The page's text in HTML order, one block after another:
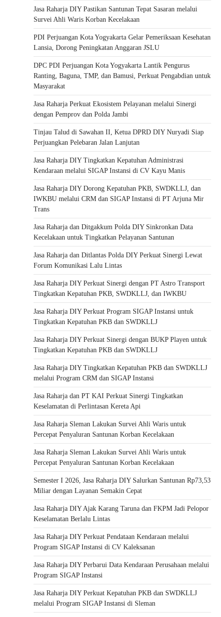
Jasa Raharja DIY Pastikan Santunan Tepat Sasaran melalui
Survei Ahli Waris Korban Kecelakaan
PDI Perjuangan Kota Yogyakarta Gelar Pemeriksaan Kesehatan
Lansia, Dorong Peningkatan Anggaran JSLU
DPC PDI Perjuangan Kota Yogyakarta Lantik Pengurus
Ranting, Baguna, TMP, dan Bamusi, Perkuat Pengabdian untuk
Masyarakat
Jasa Raharja Perkuat Ekosistem Pelayanan melalui Sinergi
dengan Pemprov dan Polda Jambi
Tinjau Talud di Sawahan II, Ketua DPRD DIY Nuryadi Siap
Perjuangkan Pelebaran Jalan Lanjutan
Jasa Raharja DIY Tingkatkan Kepatuhan Administrasi
Kendaraan melalui SIGAP Instansi di CV Kayu Manis
Jasa Raharja DIY Dorong Kepatuhan PKB, SWDKLLJ, dan
IWKBU melalui CRM dan SIGAP Instansi di PT Arjuna Mir
Trans
Jasa Raharja dan Ditgakkum Polda DIY Sinkronkan Data
Kecelakaan untuk Tingkatkan Pelayanan Santunan
Jasa Raharja dan Ditlantas Polda DIY Perkuat Sinergi Lewat
Forum Komunikasi Lalu Lintas
Jasa Raharja DIY Perkuat Sinergi dengan PT Astro Transport
Tingkatkan Kepatuhan PKB, SWDKLLJ, dan IWKBU
Jasa Raharja DIY Perkuat Program SIGAP Instansi untuk
Tingkatkan Kepatuhan PKB dan SWDKLLJ
Jasa Raharja DIY Perkuat Sinergi dengan BUKP Playen untuk
Tingkatkan Kepatuhan PKB dan SWDKLLJ
Jasa Raharja DIY Tingkatkan Kepatuhan PKB dan SWDKLLJ
melalui Program CRM dan SIGAP Instansi
Jasa Raharja dan PT KAI Perkuat Sinergi Tingkatkan
Keselamatan di Perlintasan Kereta Api
Jasa Raharja Sleman Lakukan Survei Ahli Waris untuk
Percepat Penyaluran Santunan Korban Kecelakaan
Jasa Raharja Sleman Lakukan Survei Ahli Waris untuk
Percepat Penyaluran Santunan Korban Kecelakaan
Semester I 2026, Jasa Raharja DIY Salurkan Santunan Rp73,53
Miliar dengan Layanan Semakin Cepat
Jasa Raharja DIY Ajak Karang Taruna dan FKPM Jadi Pelopor
Keselamatan Berlalu Lintas
Jasa Raharja DIY Perkuat Pendataan Kendaraan melalui
Program SIGAP Instansi di CV Kaleksanan
Jasa Raharja DIY Perbarui Data Kendaraan Perusahaan melalui
Program SIGAP Instansi
Jasa Raharja DIY Perkuat Kepatuhan PKB dan SWDKLLJ
melalui Program SIGAP Instansi di Sleman